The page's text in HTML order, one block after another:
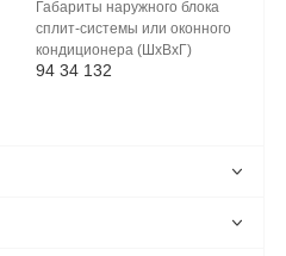
Габариты наружного блока
сплит-системы или оконного
кондиционера (ШxВxГ)
94 34 132